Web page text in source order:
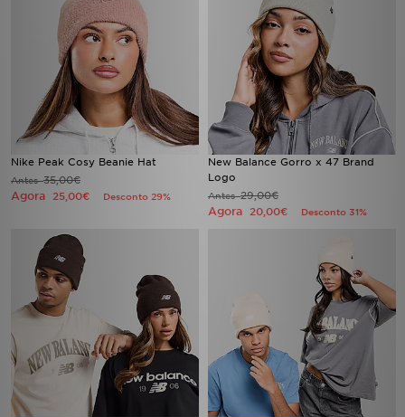
Nike Peak Cosy Beanie Hat
Antes35,00€
Agora 25,00€ Desconto 29%
New Balance Gorro x 47 Brand
Logo
Antes29,00€
Agora 20,00€ Desconto 31%